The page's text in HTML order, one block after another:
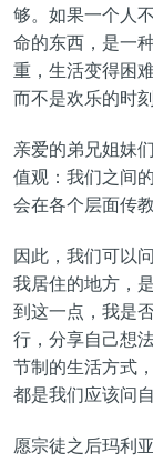
够。 如果一个人
命的东西，是一
重，生活变得困
而不是欢乐的时刻
亲爱的弟兄姐妹
值观： 我们之间
会在各个层面传
因此，我们可以
我居住的地方，
到这一点，我是
行，分享自己想
节制 的生活方式
都是我们应该问
愿宗徒之后玛利